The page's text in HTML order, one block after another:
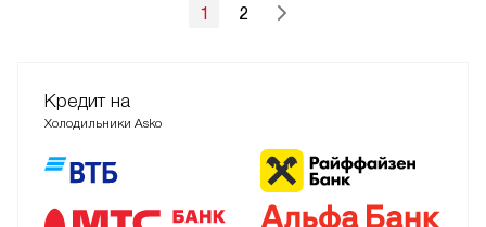
1 2
Кредит на
Холодильники Asko